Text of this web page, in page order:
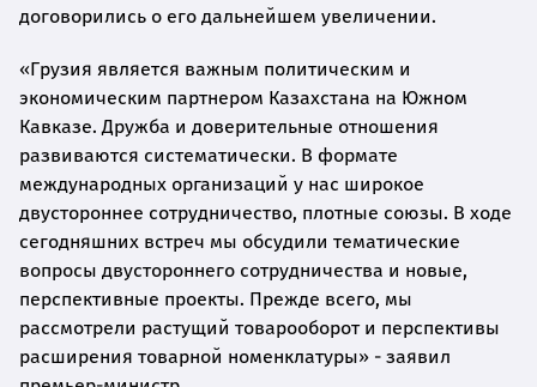
договорились о его дальнейшем увеличении.
«Грузия является важным политическим и
экономическим партнером Казахстана на Южном
Кавказе. Дружба и доверительные отношения
развиваются систематически. В формате
международных организаций у нас широкое
двустороннее сотрудничество, плотные союзы. В ходе
сегодняшних встреч мы обсудили тематические
вопросы двустороннего сотрудничества и новые,
перспективные проекты. Прежде всего, мы
рассмотрели растущий товарооборот и перспективы
расширения товарной номенклатуры» - заявил